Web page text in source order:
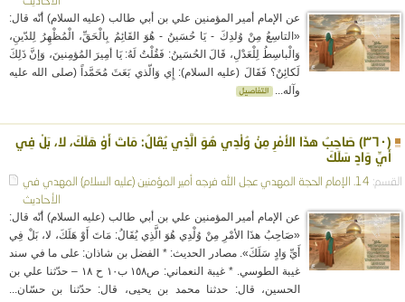
عن الإمام أمير المؤمنين علي بن أبي طالب (عليه السلام) أنّه قال:
«التاسِعُ مِنْ وُلدِكَ - يَا حُسَينُ - هُوَ القَائِمُ بِالْحَقِّ، الْمُظْهِرُ لِلدّينِ،
وَالْباسِطُ لِلْعَدْلِ، قَالَ الحُسَينُ: فَقُلْتُ لَهُ: يَا أمِيرَ المُؤمِنينَ، وَإنَّ ذَلِكَ
لَكائِنٌ؟ فَقَالَ (عليه السلام): إِي وَالّذي بَعَثَ مُحَمَّداً (صلى الله عليه
وآله...
(٣٦٠) صَاحِبُ هذَا الأمْرِ مِنْ وُلْدِي هُوَ الَّذِي يُقَالُ: مَاتَ أَوْ هَلَكَ، لا، بَلْ فِي
أَيِّ وَادٍ سَلَكَ
القسم: 14. الإمام الحجة المهدي عجل الله فرجه أمير المؤمنين (عليه السلام) المهدي في
الأحاديث
عن الإمام أمير المؤمنين علي بن أبي طالب (عليه السلام) أنّه قال:
«صَاحِبُ هذَا الأمْرِ مِنْ وُلْدِي هُوَ الَّذِي يُقَالُ: مَاتَ أَوْ هَلَكَ، لا، بَلْ فِي
أَيِّ وَادٍ سَلَكَ». مصادر الحديث: * الفضل بن شاذان: على ما في سند
غيبة الطوسي. * غيبة النعماني: ص١٥٨ ب١٠ ح ١٨ – حدّثنا علي بن
الحسين، قال: حدثنا محمد بن يحيى، قال: حدّثنا بن حسّان...